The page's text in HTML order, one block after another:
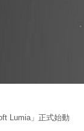
Lumia」正式始動